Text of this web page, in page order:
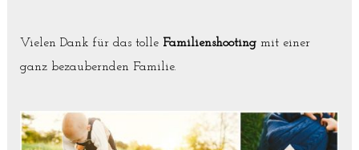
Vielen Dank für das tolle Familienshootingmit einer
ganz bezaubernden Familie.